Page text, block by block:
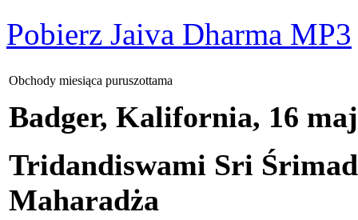
Pobierz Jaiva Dharma MP3
Obchody miesiąca puruszottama
Badger, Kalifornia, 16
Tridandiswami Sri
Maharadża